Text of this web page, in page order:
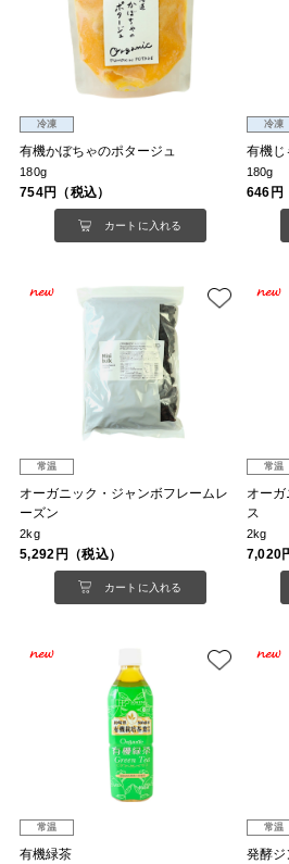
冷凍
有機かぼちゃのポタージュ
180g
754円（税込）
カートに入れる
冷凍
有機じ
180g
646円
常温
オーガニック・ジャンボフレームレ
ーズン
2kg
5,292円（税込）
カートに入れる
常温
オー
ス
2kg
7,020
常温
有機緑茶
常温
発酵ジ